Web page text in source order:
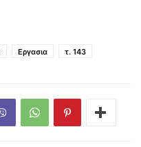
Εργασια τ. 143